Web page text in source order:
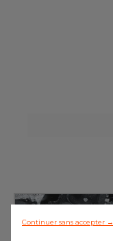
Continuer sans accepter →